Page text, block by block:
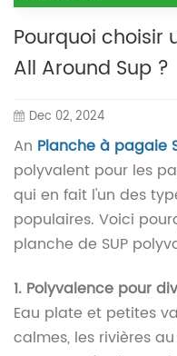
Pourquoi choisir
All Around Sup ?
Dec 02, 2024
An Planche à pagaie
polyvalent pour les
qui en fait l'un des
populaires. Voici
planche de SUP
1. Polyvalence pour
Eau plate et petites
calmes, les rivières